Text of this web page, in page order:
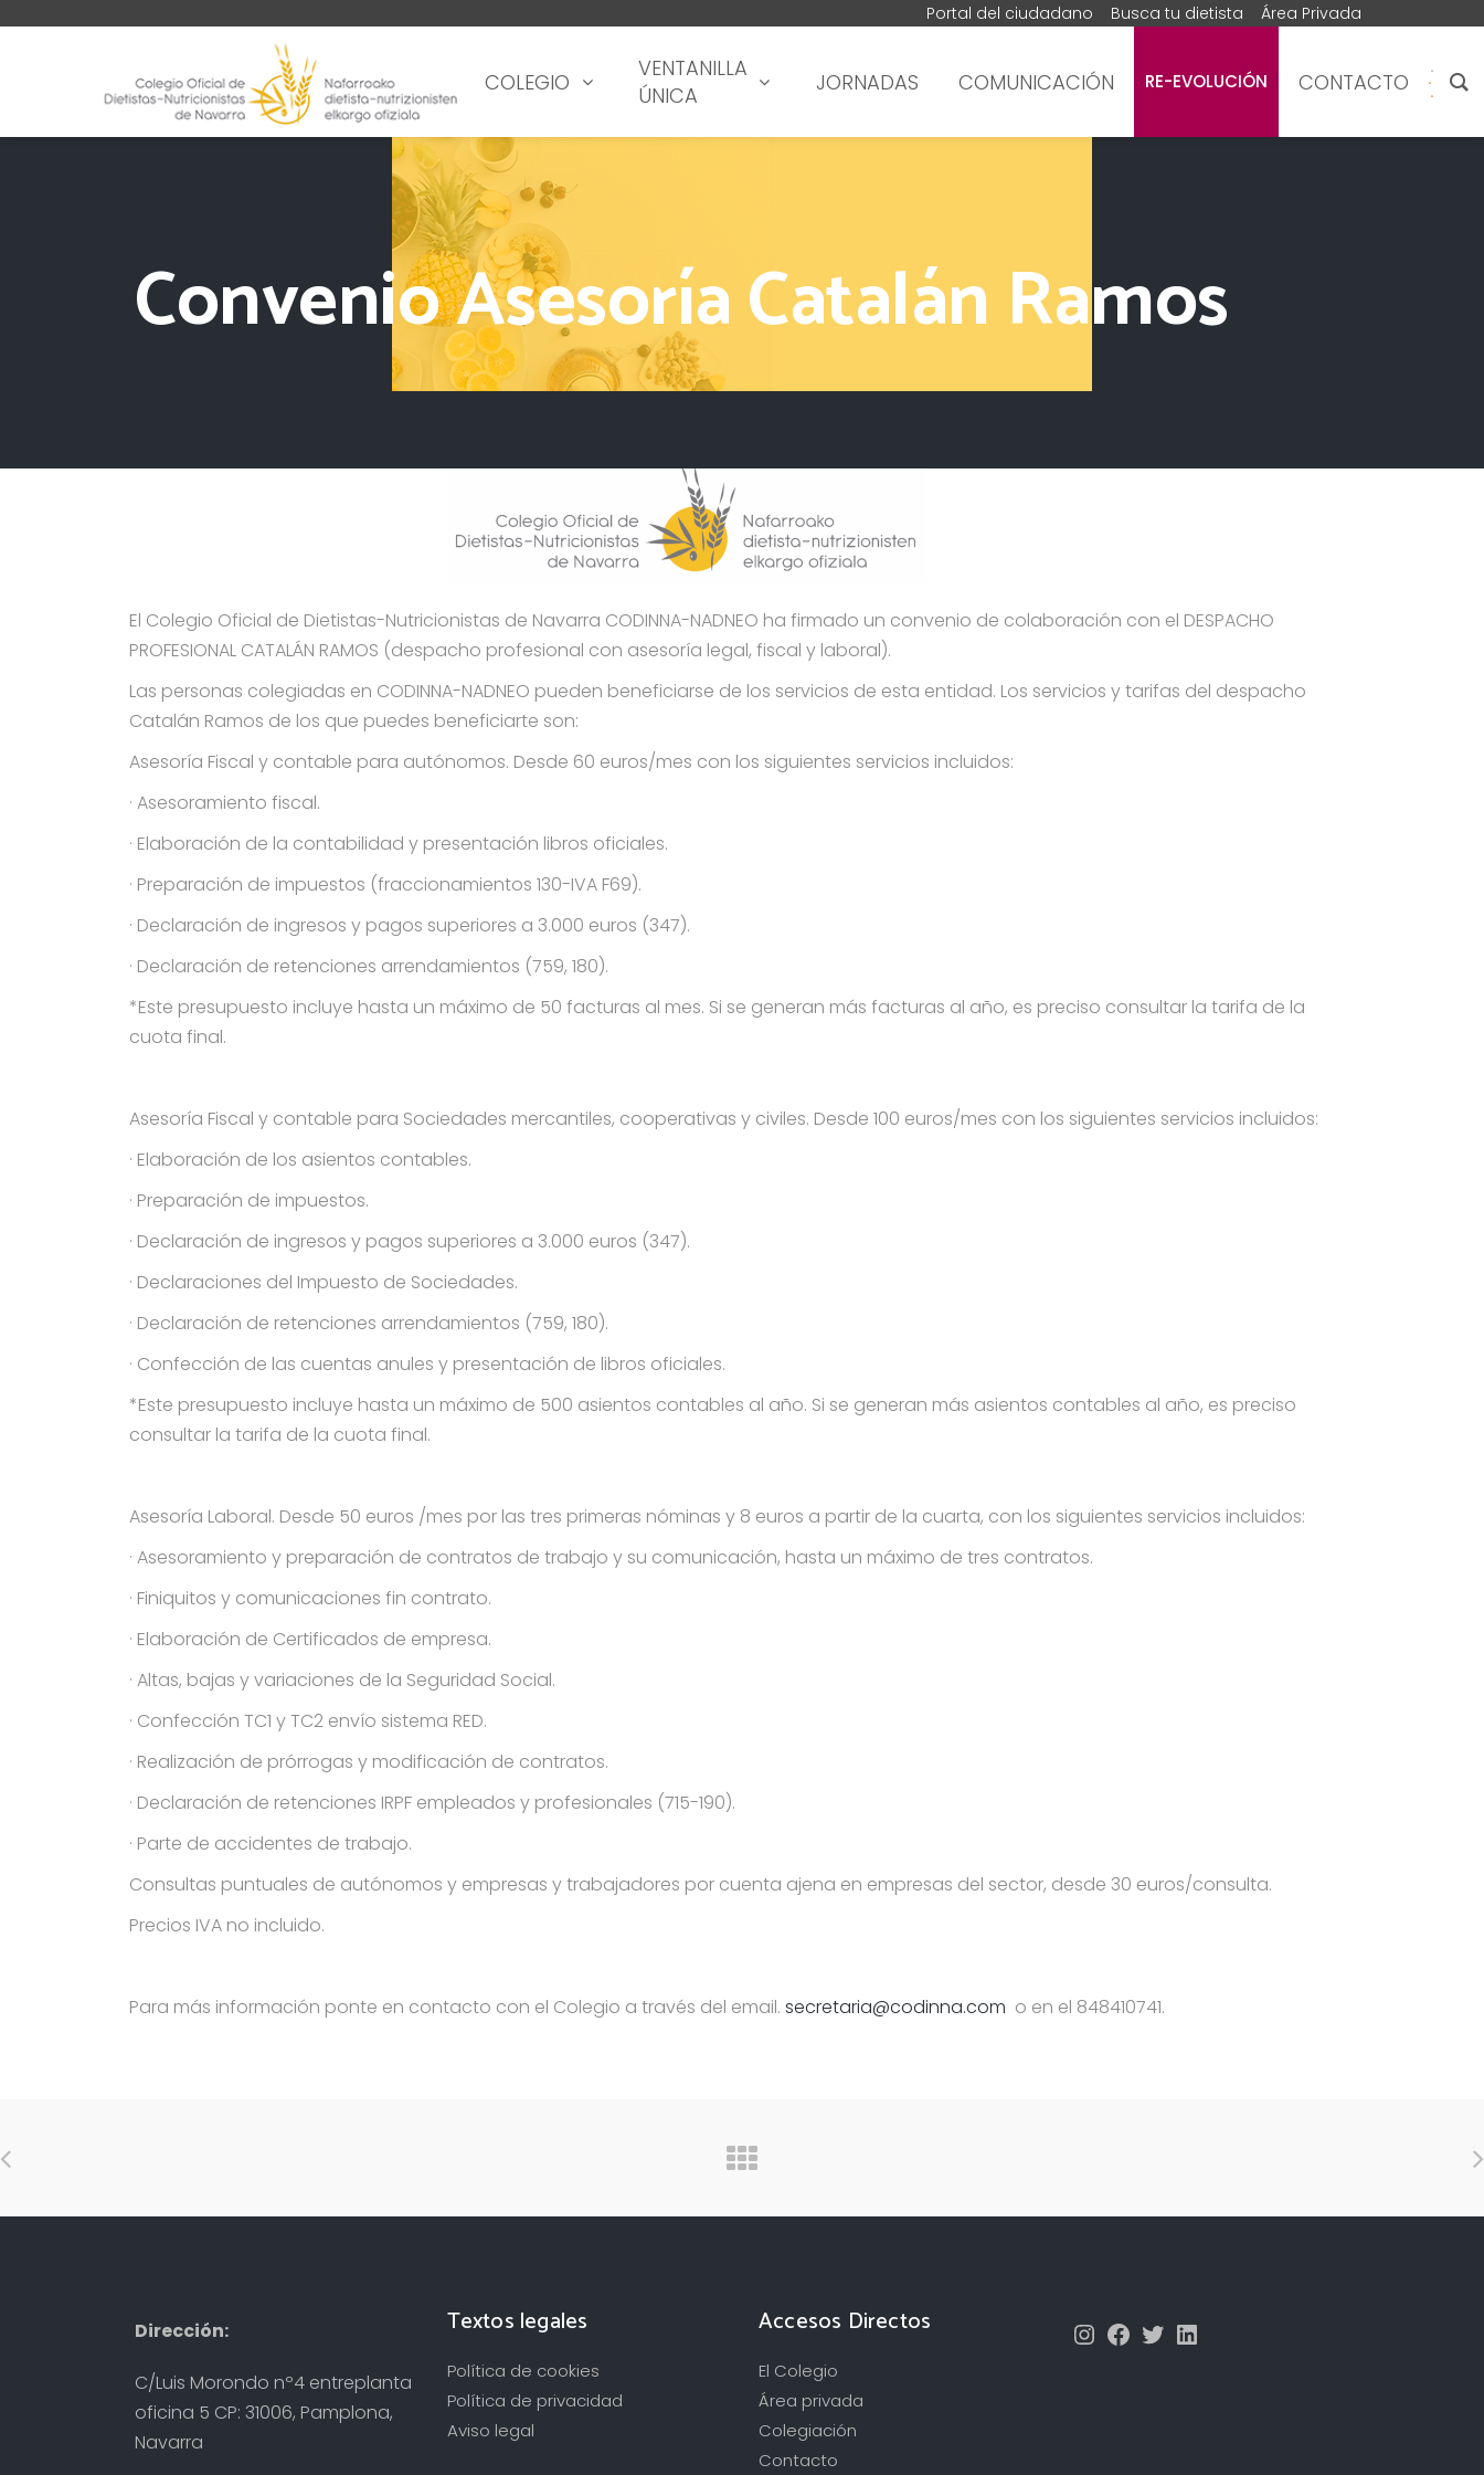
Portal del ciudadano Busca tu dietista Área Privada
COLEGIO
VENTANILLA
ÚNICA
JORNADAS COMUNICACIÓN RE-EVOLUCIÓN CONTACTO
Convenio Asesoría Catalán Ramos
El Colegio Oficial de Dietistas-Nutricionistas de Navarra CODINNA-NADNEO ha firmado un convenio de colaboración con el DESPACHO
PROFESIONAL CATALÁN RAMOS (despacho profesional con asesoría legal, fiscal y laboral).
Las personas colegiadas en CODINNA-NADNEO pueden beneficiarse de los servicios de esta entidad. Los servicios y tarifas del despacho
Catalán Ramos de los que puedes beneficiarte son:
Asesoría Fiscal y contable para autónomos. Desde 60 euros/mes con los siguientes servicios incluidos:
· Asesoramiento fiscal.
· Elaboración de la contabilidad y presentación libros oficiales.
· Preparación de impuestos (fraccionamientos 130-IVA F69).
· Declaración de ingresos y pagos superiores a 3.000 euros (347).
· Declaración de retenciones arrendamientos (759, 180).
*Este presupuesto incluye hasta un máximo de 50 facturas al mes. Si se generan más facturas al año, es preciso consultar la tarifa de la
cuota final.
Asesoría Fiscal y contable para Sociedades mercantiles, cooperativas y civiles. Desde 100 euros/mes con los siguientes servicios incluidos:
· Elaboración de los asientos contables.
· Preparación de impuestos.
· Declaración de ingresos y pagos superiores a 3.000 euros (347).
· Declaraciones del Impuesto de Sociedades.
· Declaración de retenciones arrendamientos (759, 180).
· Confección de las cuentas anules y presentación de libros oficiales.
*Este presupuesto incluye hasta un máximo de 500 asientos contables al año. Si se generan más asientos contables al año, es preciso
consultar la tarifa de la cuota final.
Asesoría Laboral. Desde 50 euros /mes por las tres primeras nóminas y 8 euros a partir de la cuarta, con los siguientes servicios incluidos:
· Asesoramiento y preparación de contratos de trabajo y su comunicación, hasta un máximo de tres contratos.
· Finiquitos y comunicaciones fin contrato.
· Elaboración de Certificados de empresa.
· Altas, bajas y variaciones de la Seguridad Social.
· Confección TC1 y TC2 envío sistema RED.
· Realización de prórrogas y modificación de contratos.
· Declaración de retenciones IRPF empleados y profesionales (715-190).
· Parte de accidentes de trabajo.
Consultas puntuales de autónomos y empresas y trabajadores por cuenta ajena en empresas del sector, desde 30 euros/consulta.
Precios IVA no incluido.
Para más información ponte en contacto con el Colegio a través del email. secretaria@codinna.com o en el 848410741.
Dirección:
C/Luis Morondo nº4 entreplanta
oficina 5 CP: 31006, Pamplona,
Navarra
Textos legales
Política de cookies
Política de privacidad
Aviso legal
Accesos Directos
El Colegio
Área privada
Colegiación
Contacto
Instagram
Facebook
TwitterLinkedIn